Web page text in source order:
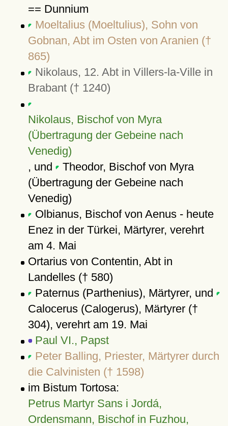
== Dunnium
Moeltalius (Moeltulius), Sohn von
Gobnan, Abt im Osten von Aranien (†
865)
Nikolaus, 12. Abt in Villers-la-Ville in
Brabant († 1240)
Nikolaus, Bischof von Myra
(Übertragung der Gebeine nach
Venedig)
, und
Theodor, Bischof von Myra
(Übertragung der Gebeine nach
Venedig)
Olbianus, Bischof von Aenus - heute
Enez in der Türkei, Märtyrer, verehrt
am 4. Mai
Ortarius von Contentin, Abt in
Landelles († 580)
Paternus (Parthenius), Märtyrer, und
Calocerus (Calogerus), Märtyrer (†
304), verehrt am 19. Mai
Paul VI., Papst
Peter Balling, Priester, Märtyrer durch
die Calvinisten († 1598)
im Bistum Tortosa:
Petrus Martyr Sans i Jordá,
Ordensmann, Bischof in Fuzhou,